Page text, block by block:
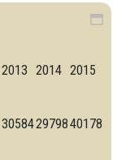
2013 2014 2015
305842979840178